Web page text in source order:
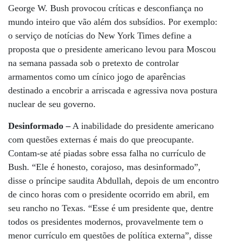
George W. Bush provocou críticas e desconfiança no
mundo inteiro que vão além dos subsídios. Por exemplo:
o serviço de notícias do New York Times define a
proposta que o presidente americano levou para Moscou
na semana passada sob o pretexto de controlar
armamentos como um cínico jogo de aparências
destinado a encobrir a arriscada e agressiva nova postura
nuclear de seu governo.
Desinformado –A inabilidade do presidente americano
com questões externas é mais do que preocupante.
Contam-se até piadas sobre essa falha no currículo de
Bush. “Ele é honesto, corajoso, mas desinformado”,
disse o príncipe saudita Abdullah, depois de um encontro
de cinco horas com o presidente ocorrido em abril, em
seu rancho no Texas. “Esse é um presidente que, dentre
todos os presidentes modernos, provavelmente tem o
menor currículo em questões de política externa”, disse